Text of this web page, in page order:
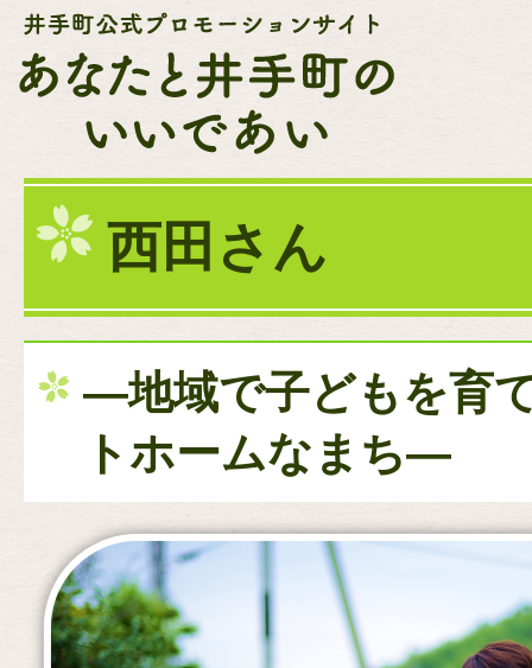
西田さん
―地域で子どもを育
トホームなまち―